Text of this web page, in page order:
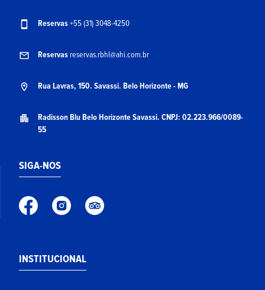
Reservas+55 (31) 3048-4250
Reservas reservas.rbhl@ahi.com.br
Rua Lavras, 150. Savassi. Belo Horizonte - MG
Radisson Blu Belo Horizonte Savassi. CNPJ: 02.223.966/0089-
55
SIGA-NOS
INSTITUCIONAL